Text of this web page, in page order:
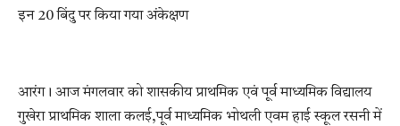
इन 20 बिंदु पर किया गया अंकेक्षण
आरंग। आज मंगलवार को शासकीय प्राथमिक एवं पूर्व माध्यमिक विद्यालय
गुखेरा प्राथमिक शाला कलई,पूर्व माध्यमिक भोथली एवम हाई स्कूल रसनी में